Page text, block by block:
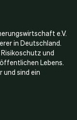
e.V.
in Deutschland.
und
Lebens.
und sind ein